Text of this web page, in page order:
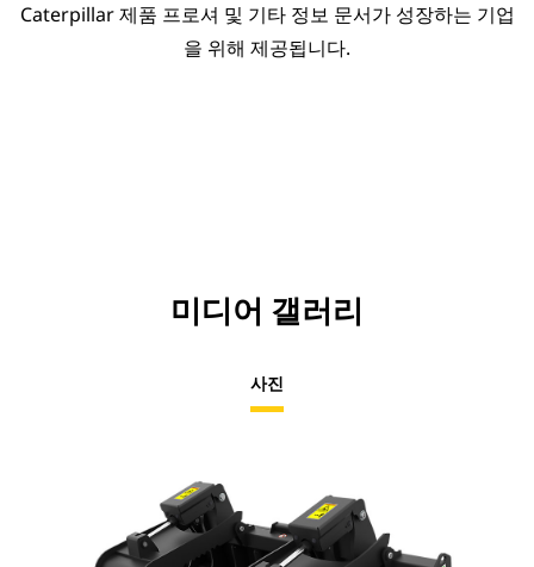
Caterpillar 제품 프로셔 및 기타 정보 문서가 성장하는 기업
을 위해 제공됩니다.
미디어 갤러리
사진